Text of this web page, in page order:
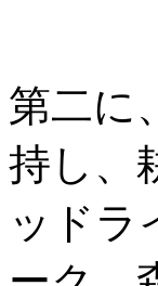
第二に
持し、
ッドラ